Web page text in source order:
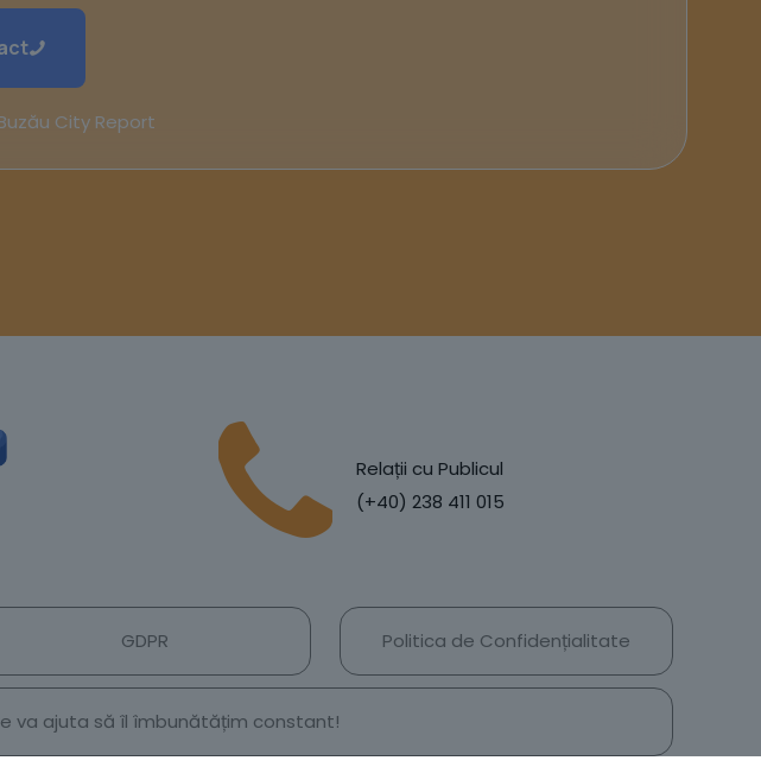
City Report
Relații cu Publicul
(+40) 238 411 015
GDPR Politica de Confidențialitate
va ajuta să îl îmbunătățim constant!